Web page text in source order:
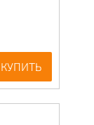
КУПИТЬ